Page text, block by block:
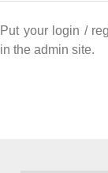
Put your login /
in the admin site.